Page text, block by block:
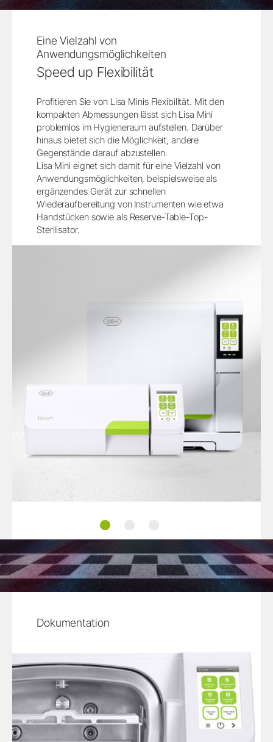
Eine Vielzahl von
Anwendungsmöglichkeiten
Speed up Flexibilität
Profitieren Sie von Lisa Minis Flexibilität. Mit den
kompakten Abmessungen lässt sich Lisa Mini
problemlos im Hygieneraum aufstellen. Darüber
hinaus bietet sich die Möglichkeit, andere
Gegenstände darauf abzustellen.
Lisa Mini eignet sich damit für eine Vielzahl von
Anwendungsmöglichkeiten, beispielsweise als
ergänzendes Gerät zur schnellen
Wiederaufbereitung von Instrumenten wie etwa
Handstücken sowie als Reserve-Table-Top-
Sterilisator.
Eine Vielzahl von
Kammergröße
Dokumentation